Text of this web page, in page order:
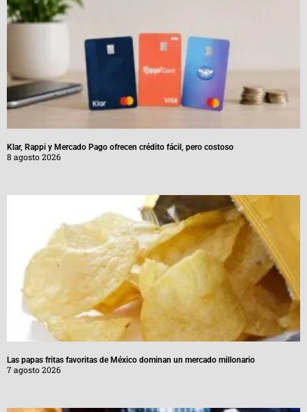
Klar, Rappi y Mercado Pago ofrecen crédito fácil, pero costoso
8 agosto 2026
Las papas fritas favoritas de México dominan un mercado millonario
7 agosto 2026